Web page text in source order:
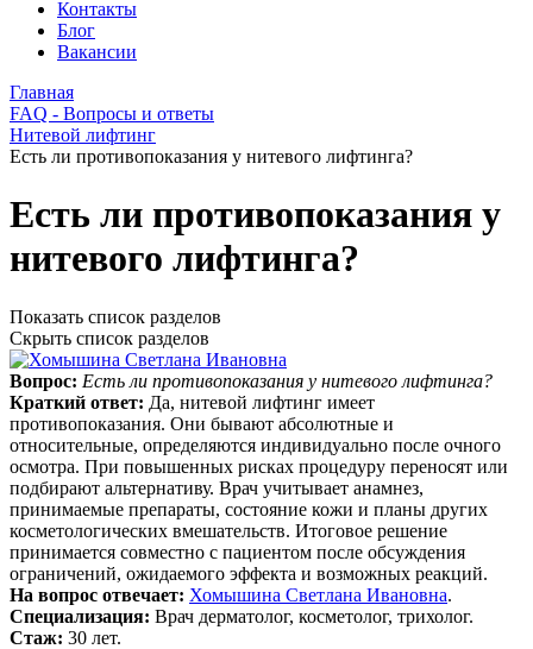
Контакты
Блог
Вакансии
Главная
FAQ - Вопросы и ответы
Нитевой лифтинг
Есть ли противопоказания у нитевого лифтинга?
Есть ли противопоказания у
нитевого лифтинга?
Показать список разделов
Скрыть список разделов
Вопрос: Есть ли противопоказания у нитевого лифтинга?
Краткий ответ: Да, нитевой лифтинг имеет
противопоказания. Они бывают абсолютные и
относительные, определяются индивидуально после очного
осмотра. При повышенных рисках процедуру переносят или
подбирают альтернативу. Врач учитывает анамнез,
принимаемые препараты, состояние кожи и планы других
косметологических вмешательств. Итоговое решение
принимается совместно с пациентом после обсуждения
ограничений, ожидаемого эффекта и возможных реакций.
На вопрос отвечает: Хомышина Светлана Ивановна.
Специализация: Врач дерматолог, косметолог, трихолог.
Стаж: 30 лет.